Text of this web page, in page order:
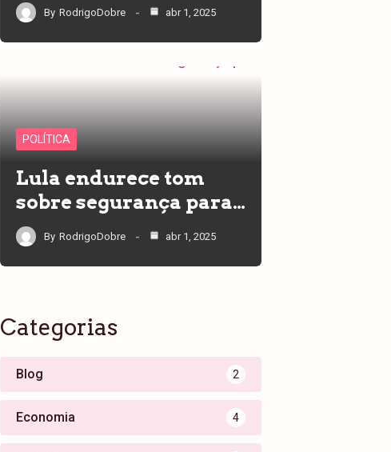
By RodrigoDobre abr 1, 2025
POLÍTICA
Lula endurece tom
sobre segurança para…
By RodrigoDobre abr 1, 2025
Categorias
Blog 2
Economia 4